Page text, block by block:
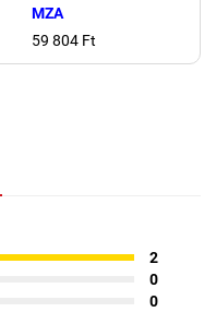
MZA
59 804 Ft
2
0
0